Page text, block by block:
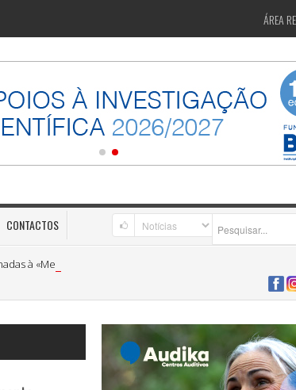
ÁREA
CONTACTOS
à «Medicina Preventiva»